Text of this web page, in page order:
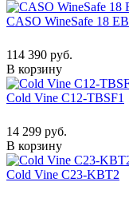
CASO WineSafe 18 EB
114 390 руб.
В корзину
Cold Vine C12-TBSF1
14 299 руб.
В корзину
Cold Vine C23-KBT2